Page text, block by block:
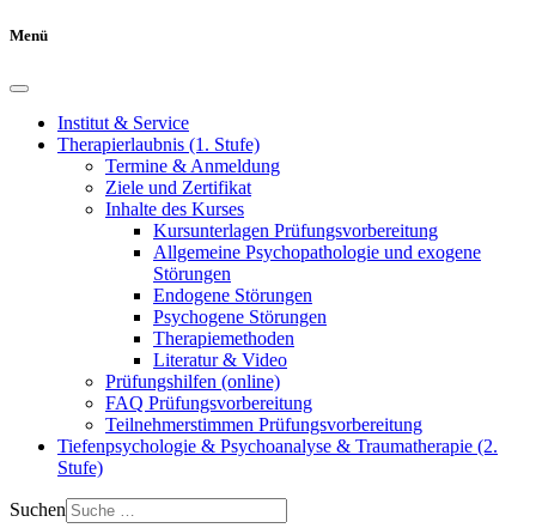
Menü
Institut & Service
Therapierlaubnis (1. Stufe)
Termine & Anmeldung
Ziele und Zertifikat
Inhalte des Kurses
Kursunterlagen Prüfungsvorbereitung
Allgemeine Psychopathologie und exogene
Störungen
Endogene Störungen
Psychogene Störungen
Therapiemethoden
Literatur & Video
Prüfungshilfen (online)
FAQ Prüfungsvorbereitung
Teilnehmerstimmen Prüfungsvorbereitung
Tiefenpsychologie & Psychoanalyse & Traumatherapie (2.
Stufe)
Suchen